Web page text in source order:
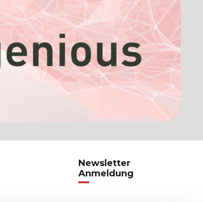
Newsletter
Anmeldung